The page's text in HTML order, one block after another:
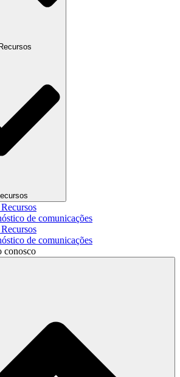
de comunicações
de comunicações
conosco